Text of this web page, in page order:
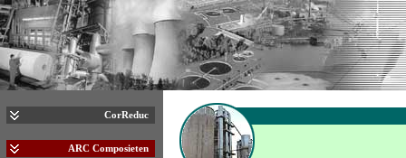
CorReduc
ARC Composieten